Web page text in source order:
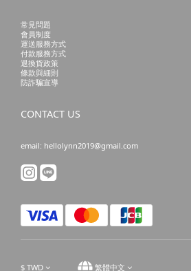
常見問題
會員制度
運送服務方式
付款服務方式
退換貨政策
條款與細則
防詐騙宣導
CONTACT US
email: hellolynn2019@gmail.com
$ TWD 繁體中文